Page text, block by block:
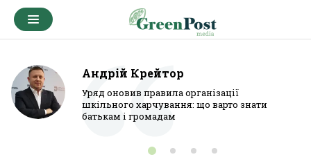
Андрій Крейтор
Уряд оновив правила організації
шкільного харчування: що варто знати
батькам і громадам